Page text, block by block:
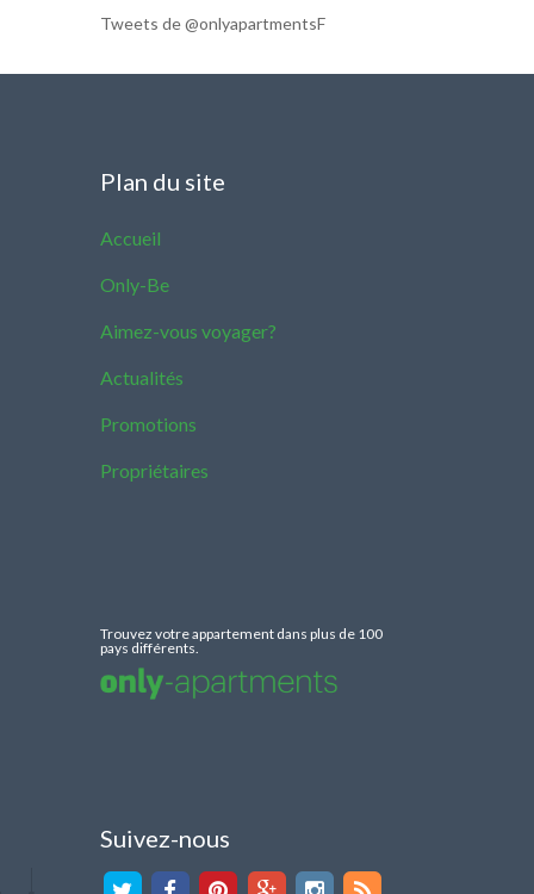
Tweets de @onlyapartmentsF
Plan du site
Accueil
Only-Be
Aimez-vous voyager?
Actualités
Promotions
Propriétaires
Trouvez votre appartement dans plus de 100
pays différents.
Suivez-nous